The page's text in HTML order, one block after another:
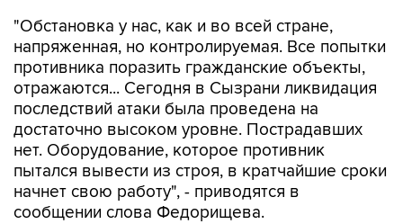
"Обстановка у нас, как и во всей стране,
напряженная, но контролируемая. Все попытки
противника поразить гражданские объекты,
отражаются... Сегодня в Сызрани ликвидация
последствий атаки была проведена на
достаточно высоком уровне. Пострадавших
нет. Оборудование, которое противник
пытался вывести из строя, в кратчайшие сроки
начнет свою работу", - приводятся в
сообщении слова Федорищева.